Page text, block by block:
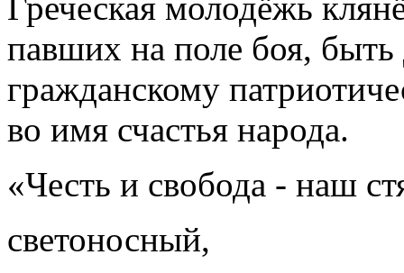
павших на поле боя,
гражданскому
во имя счастья народа.
«Честь и свобода - наш
светоносный,